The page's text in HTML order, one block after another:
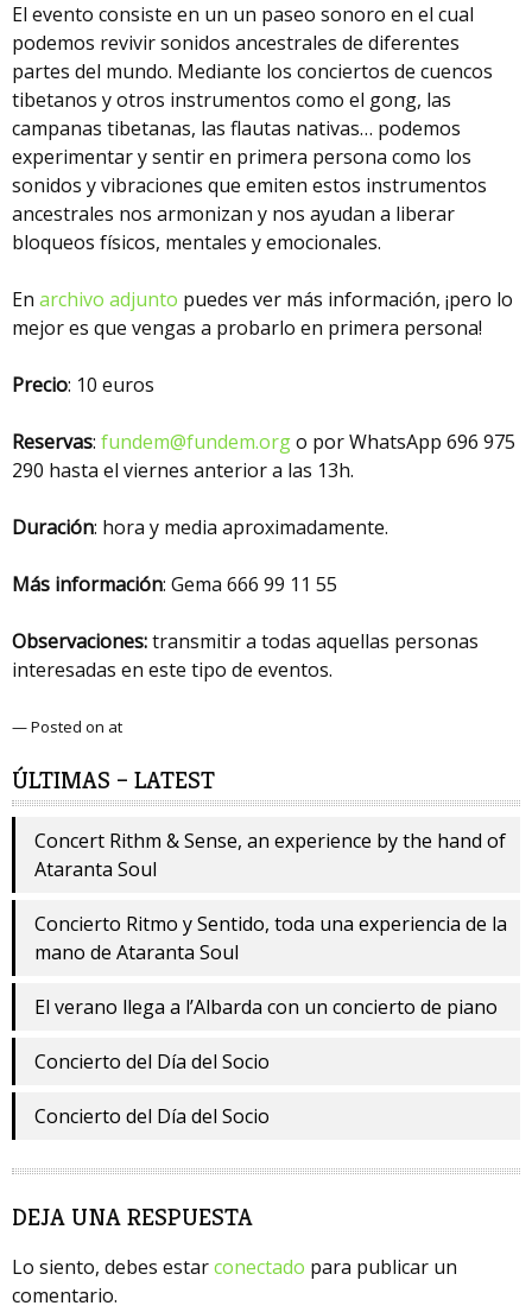
El evento consiste en un un paseo sonoro en el cual
podemos revivir sonidos ancestrales de diferentes
partes del mundo. Mediante los conciertos de cuencos
tibetanos y otros instrumentos como el gong, las
campanas tibetanas, las flautas nativas… podemos
experimentar y sentir en primera persona como los
sonidos y vibraciones que emiten estos instrumentos
ancestrales nos armonizan y nos ayudan a liberar
bloqueos físicos, mentales y emocionales.
En archivo adjunto puedes ver más información, ¡pero lo
mejor es que vengas a probarlo en primera persona!
Precio: 10 euros
Reservas: fundem@fundem.orgo por WhatsApp 696 975
290 hasta el viernes anterior a las 13h.
Duración: hora y media aproximadamente.
Más información: Gema 666 99 11 55
Observaciones:transmitir a todas aquellas personas
interesadas en este tipo de eventos.
— Posted on at
ÚLTIMAS – LATEST
Concert Rithm & Sense, an experience by the hand of
Ataranta Soul
Concierto Ritmo y Sentido, toda una experiencia de la
mano de Ataranta Soul
El verano llega a l’Albarda con un concierto de piano
Concierto del Día del Socio
Concierto del Día del Socio
DEJA UNA RESPUESTA
Lo siento, debes estarconectado para publicar un
comentario.